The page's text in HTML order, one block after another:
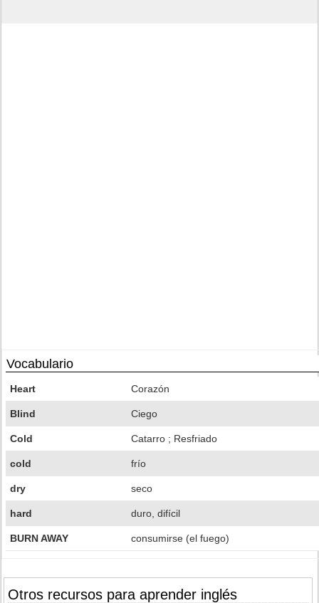
Vocabulario
Heart Corazón
Blind Ciego
Cold Catarro ; Resfriado
cold frío
dry seco
hard duro, difícil
BURN AWAY consumirse (el fuego)
Otros recursos para aprender inglés